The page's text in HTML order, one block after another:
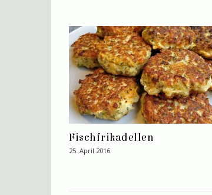
Fischfrikadellen
25. April 2016